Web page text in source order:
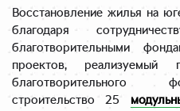
Восстановление жилья на
благодаря
благотворительными
проектов, реализуемый
благотворительного
строительство 25